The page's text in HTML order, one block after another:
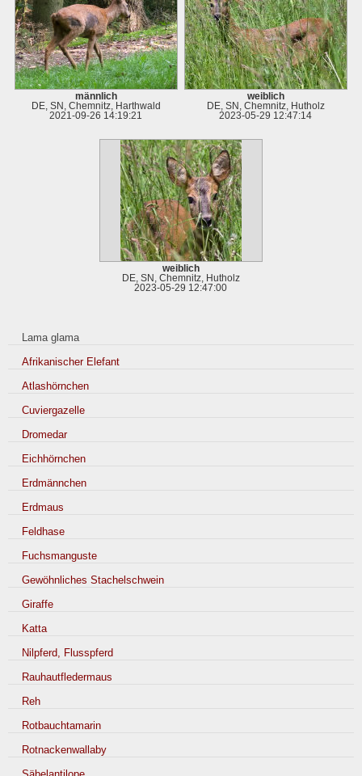
männlich
DE, SN, Chemnitz, Harthwald
2021-09-26 14:19:21
weiblich
DE, SN, Chemnitz, Hutholz
2023-05-29 12:47:14
weiblich
DE, SN, Chemnitz, Hutholz
2023-05-29 12:47:00
Lama glama
Afrikanischer Elefant
Atlashörnchen
Cuviergazelle
Dromedar
Eichhörnchen
Erdmännchen
Erdmaus
Feldhase
Fuchsmanguste
Gewöhnliches Stachelschwein
Giraffe
Katta
Nilpferd, Flusspferd
Rauhautfledermaus
Reh
Rotbauchtamarin
Rotnackenwallaby